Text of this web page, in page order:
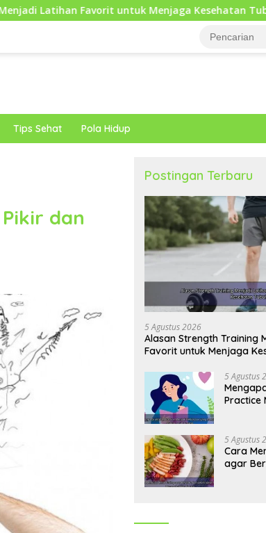
untuk Menjaga Kesehatan Tubuh
Tips Sehat Pola Hidup
dan
Postingan Terbaru
5 Agustus 2026
Alasan Strength Training
Favorit untuk Menjaga
5 Agustus
Practice
Tenang
5 Agustus
Cara
agar